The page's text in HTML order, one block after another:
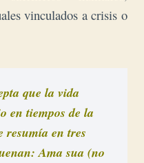
vinculados a crisis o
que la vida
en tiempos de la
resumía en tres
Ama sua (no